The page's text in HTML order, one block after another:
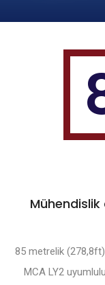
Mühendislik
85 metrelik (278,8ft)
MCA LY2